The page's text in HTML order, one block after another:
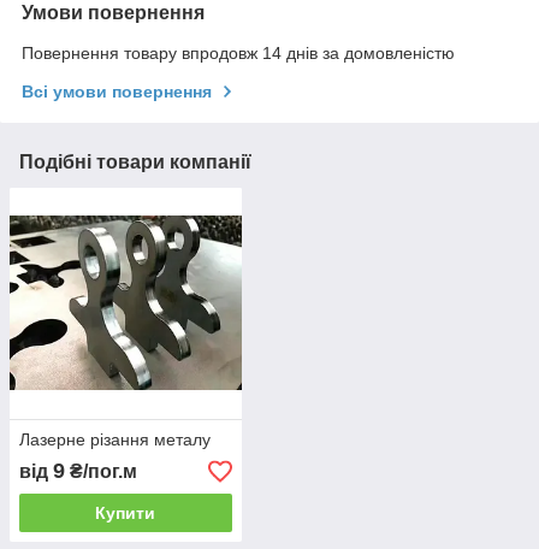
Умови повернення
Повернення товару впродовж 14 днів за домовленістю
Всі умови повернення
Подібні товари компанії
Лазерне різання металу
від 9 ₴/пог.м
Купити